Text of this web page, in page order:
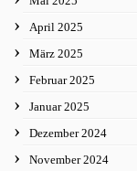
April 2025
März 2025
Februar 2025
Januar 2025
Dezember 2024
November 2024